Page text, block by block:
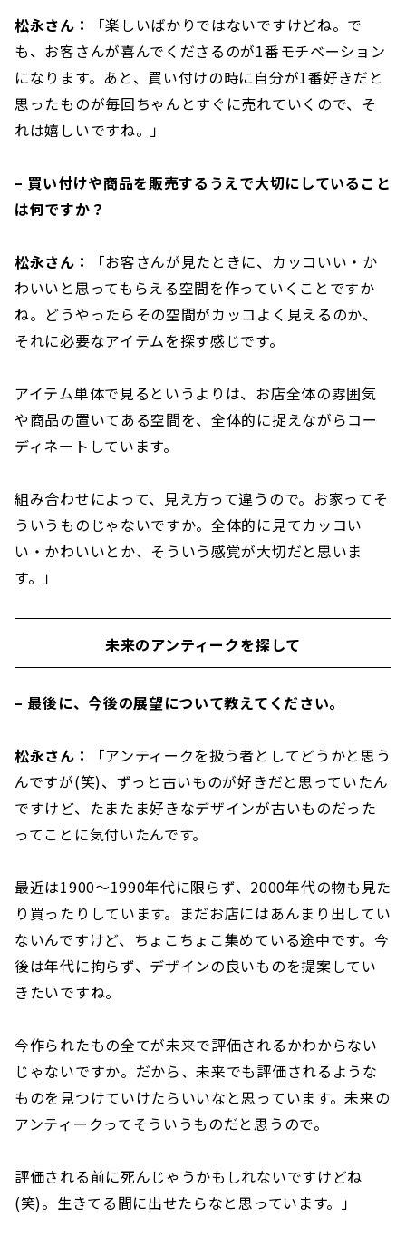
松永さん：
「楽しいばかりではないですけどね。で
も、お客さんが喜んでくださるのが1番モチベーション
になります。あと、買い付けの時に自分が1番好きだと
思ったものが毎回ちゃんとすぐに売れていくので、そ
れは嬉しいですね。」
– 買い付けや商品を販売するうえで大切にしていること
は何ですか？
松永さん：
「お客さんが見たときに、カッコいい・か
わいいと思ってもらえる空間を作っていくことですか
ね。どうやったらその空間がカッコよく見えるのか、
それに必要なアイテムを探す感じです。
アイテム単体で見るというよりは、お店全体の雰囲気
や商品の置いてある空間を、全体的に捉えながらコー
ディネートしています。
組み合わせによって、見え方って違うので。お家ってそ
ういうものじゃないですか。全体的に見てカッコい
い・かわいいとか、そういう感覚が大切だと思いま
す。」
未来のアンティークを探して
– 最後に、今後の展望について教えてください。
松永さん：
「アンティークを扱う者としてどうかと思う
んですが(笑)、ずっと古いものが好きだと思っていたん
ですけど、たまたま好きなデザインが古いものだった
ってことに気付いたんです。
最近は1900～1990年代に限らず、2000年代の物も見た
り買ったりしています。まだお店にはあんまり出してい
ないんですけど、ちょこちょこ集めている途中です。今
後は年代に拘らず、デザインの良いものを提案してい
きたいですね。
今作られたもの全てが未来で評価されるかわからない
じゃないですか。だから、未来でも評価されるような
ものを見つけていけたらいいなと思っています。未来の
アンティークってそういうものだと思うので。
評価される前に死んじゃうかもしれないですけどね
(笑)。生きてる間に出せたらなと思っています。」